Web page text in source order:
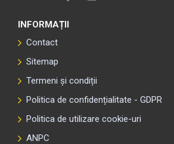
INFORMAȚII
Contact
Sitemap
Termeni și condiții
Politica de confidențialitate - GDPR
Politica de utilizare cookie-uri
ANPC